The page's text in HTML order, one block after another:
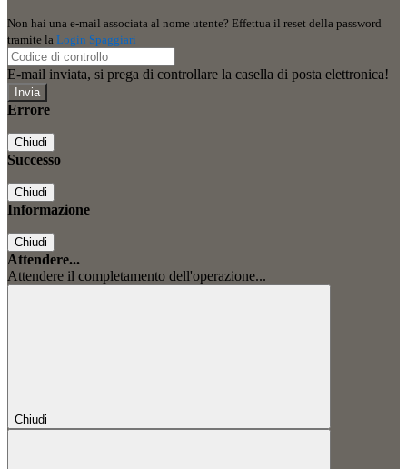
Non hai una e-mail associata al nome utente? Effettua il reset della password
tramite la Login Spaggiari
E-mail inviata, si prega di controllare la casella di posta elettronica!
Errore
Chiudi
Successo
Chiudi
Informazione
Chiudi
Attendere...
Attendere il completamento dell'operazione...
Chiudi